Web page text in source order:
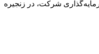
شرکت، در زنجیره